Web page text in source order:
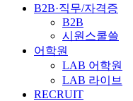
B2B·직무/자격증
B2B
시원스쿨쓸
어학원
LAB 어학원
LAB 라이브
RECRUIT